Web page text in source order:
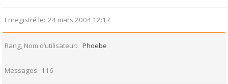
Enregistré le 24 mars 2004 12:17
Rang, Nom d’utilisateur Phoebe
Messages 116